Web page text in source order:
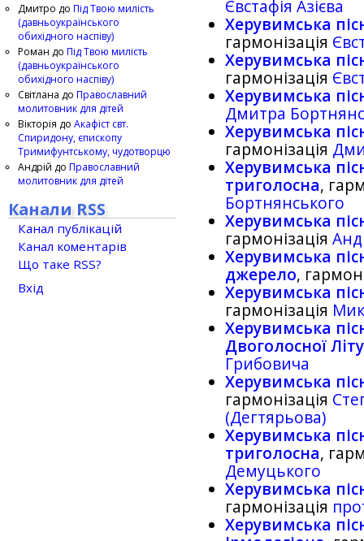
Євстафія Азієва
Херувимська
гармонізація
Херувимська
гармонізація
Херувимська
Дмитра
Херувимська
гармонізація
Херувимська
триголосна,
Бортнянського
Херувимська
гармонізація
Херувимська
джерело,
Херувимська
гармонізація
Херувимська
Двоголосної
Грибовича
Херувимська
гармонізація
(Дегтярьова)
Херувимська
триголосна,
Демуцького
Херувимська
гармонізація
Херувимська
Дмитро до Під Твою милість
(давньоукраїнського
обихідного наспіву)
Роман до Під Твою милість
(давньоукраїнського
обихідного наспіву)
Світлана до Православний
молитовник для дітей
Вікторія до Акафіст свт.
Спиридону, єпископу
Тримифунтському, чудотворцю
Андрій до Православний
молитовник для дітей
Канали RSS
Канал публікацій
Канал коментарів
Що таке RSS?
Вхід